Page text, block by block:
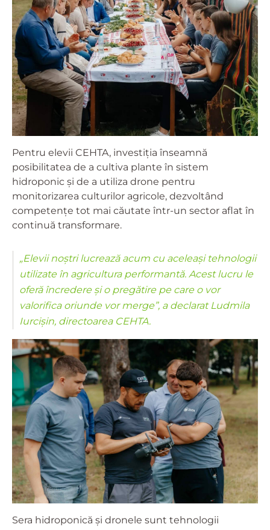
Pentru elevii CEHTA, investiția înseamnă
posibilitatea de a cultiva plante în sistem
hidroponic și de a utiliza drone pentru
monitorizarea culturilor agricole, dezvoltând
competențe tot mai căutate într-un sector aflat în
continuă transformare.
„Elevii noștri lucrează acum cu aceleași tehnologii
utilizate în agricultura performantă. Acest lucru le
oferă încredere și o pregătire pe care o vor
valorifica oriunde vor merge”, a declarat Ludmila
Iurcișin, directoarea CEHTA.
Sera hidroponică și dronele sunt tehnologii